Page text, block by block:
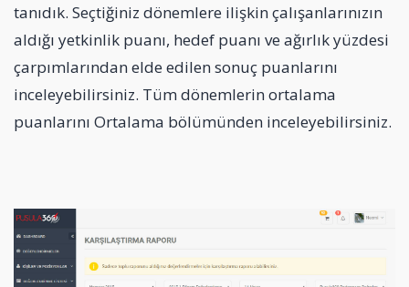
tanıdık. Seçtiğiniz dönemlere ilişkin çalışanlarınızın
aldığı yetkinlik puanı, hedef puanı ve ağırlık yüzdesi
çarpımlarından elde edilen sonuç puanlarını
inceleyebilirsiniz. Tüm dönemlerin ortalama
puanlarını Ortalama bölümünden inceleyebilirsiniz.